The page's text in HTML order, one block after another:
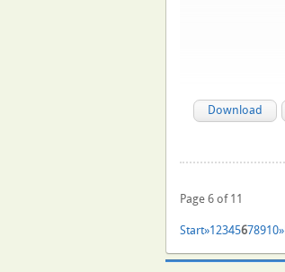
Download
Page 6 of 11
Start»1 2345678910»